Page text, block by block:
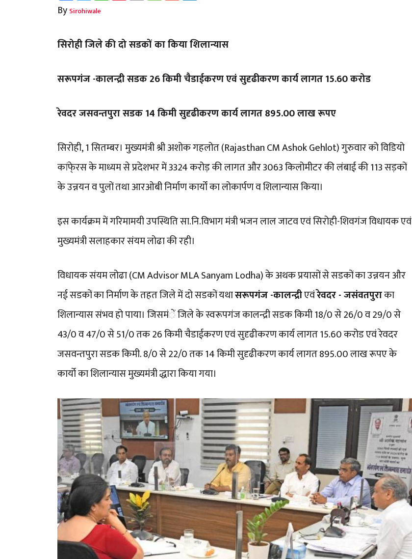
By Sirohiwale
सिरोही जिले की दो सडकों का किया शिलान्यास
सरूपगंज -कालन्द्री सडक 26 किमी चैडाईकरण एवं सुदृढीकरण कार्य लागत 15.60 करोड
रेवदर जसवन्तपुरा सडक 14 किमी सुदृढीकरण कार्य लागत 895.00 लाख रूपए
सिरोही, 1 सितम्बर। मुख्यमंत्री श्री अशोक गहलोत (Rajasthan CM Ashok Gehlot) गुरुवार को विडियो
कांफे्रस के माध्यम से प्रदेशभर में 3324 करोड़ की लागत और 3063 किलोमीटर की लंबाई की 113 सड़कों
के उन्नयन व पुलों तथा आरओबी निर्माण कार्यों का लोकार्पण व शिलान्यास किया।
इस कार्यक्रम में गरिमामयी उपस्थिति सा.नि.विभाग मंत्री भजन लाल जाटव एवं सिरोही-शिवगंज विधायक एवं
मुख्यमंत्री सलाहकार संयम लोढा की रही।
विधायक संयम लोढा (CM Advisor MLA Sanyam Lodha) के अथक प्रयासों से सडकों का उन्नयन और
नई सडकों का निर्माण के तहत जिले में दो सडकों यथासरूपगंज -कालन्द्रीएवंरेवदर - जसंवतपुराका
शिलान्यास संभव हो पाया। जिसमंें जिले के स्वरूपगंज कालन्द्री सडक किमी 18/0 से 26/0 व 29/0 से
43/0 व 47/0 से 51/0 तक 26 किमी चैडाईकरण एवं सुदृढीकरण कार्य लागत 15.60 करोड एवं रेवदर
जसवन्तपुरा सडक किमी. 8/0 से 22/0 तक 14 किमी सुदृढीकरण कार्य लागत 895.00 लाख रूपए के
कार्यो का शिलान्यास मुख्यमंत्री द्धारा किया गया।